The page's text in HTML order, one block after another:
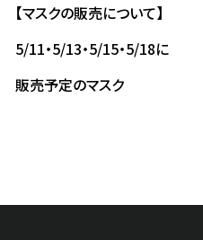
【マスクの販売について】
5/11・5/13・5/15・5/18に
販売予定のマスク